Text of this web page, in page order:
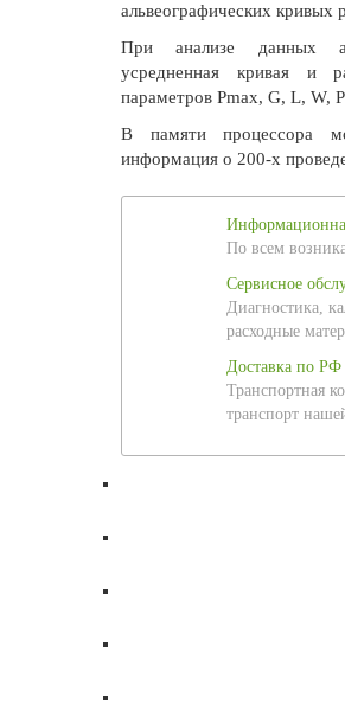
альвеографических кривых
При анализе данных
усредненная кривая и
параметров Pmax, G, L, W,
В памяти процессора
информация о 200-х
По всем
Сервисное
Диагностика,
расходные
Доставка по РФ
Транспортная
транспорт